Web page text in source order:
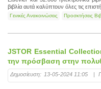
βιβλία αυτά καλύπτουν όλες τις
Γενικές Ανακοινώσεις Προσκτήσεις
JSTOR Essential
την πρόσβαση στην
Δημοσίευση: 13-05-2024 11:05